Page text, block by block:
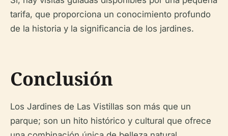
tarifa, que proporciona un conocimiento profundo
de la historia y la significancia de los jardines.
Conclusión
Los Jardines de Las Vistillas son más que un
parque; son un hito histórico y cultural que ofrece